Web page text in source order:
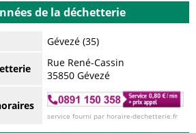
de la déchetterie
Gévezé (35)
Rue René-Cassin
35850 Gévezé
service fourni par horaire-dechetterie.fr